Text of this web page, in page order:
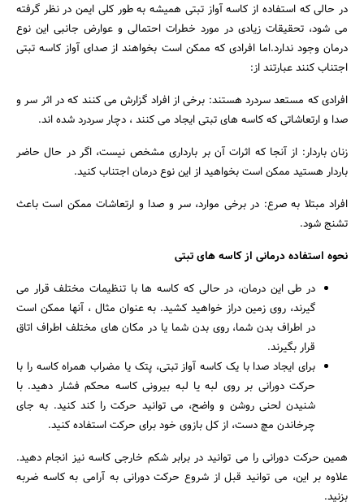
در حالی که استفاده از کاسه آواز تبتی همیشه به طور کلی ایمن در نظر گرفته
می شود، تحقیقات زیادی در مورد خطرات احتمالی و عوارض جانبی این نوع
درمان وجود ندارد.اما افرادی که ممکن است بخواهند از صدای آواز کاسه تبتی
اجتناب کنند عبارتند از:
افرادی که مستعد سردرد هستند: برخی از افراد گزارش می کنند که در اثر سر و
صدا و ارتعاشاتی که کاسه های تبتی ایجاد می کنند ، دچار سردرد شده اند.
زنان باردار: از آنجا که اثرات آن بر بارداری مشخص نیست، اگر در حال حاضر
باردار هستید ممکن است بخواهید از این نوع درمان اجتناب کنید.
افراد مبتلا به صرع: در برخی موارد، سر و صدا و ارتعاشات ممکن است باعث
تشنج شود.
نحوه استفاده درمانی از کاسه های تبتی
در طی این درمان، در حالی که کاسه ها با تنظیمات مختلف قرار می
گیرند، روی زمین دراز خواهید کشید. به عنوان مثال ، آنها ممکن است
در اطراف بدن شما، روی بدن شما یا در مکان های مختلف اطراف اتاق
قرار بگیرند.
برای ایجاد صدا با یک کاسه آواز تبتی، پتک یا مضراب همراه کاسه را با
حرکت دورانی بر روی لبه یا لبه بیرونی کاسه محکم فشار دهید. با
شنیدن لحنی روشن و واضح، می توانید حرکت را کند کنید. به جای
چرخاندن مچ دست، از کل بازوی خود برای حرکت استفاده کنید.
همین حرکت دورانی را می توانید در برابر شکم خارجی کاسه نیز انجام دهید.
علاوه بر این، می توانید قبل از شروع حرکت دورانی به آرامی به کاسه ضربه
بزنید.